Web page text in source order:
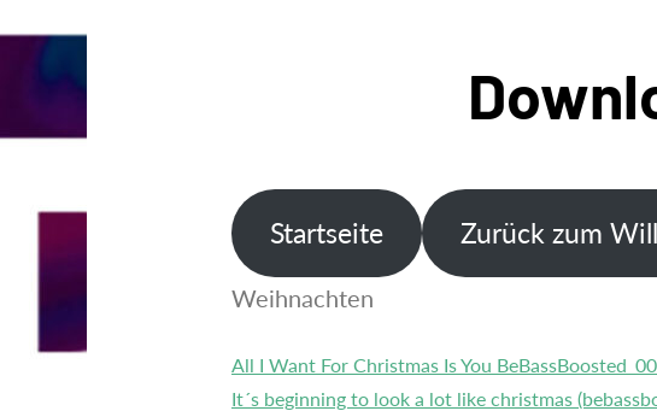
Startseite Zurück zum
Weihnachten
All I Want For Christmas Is You
It´s beginning to look a lot like christmas